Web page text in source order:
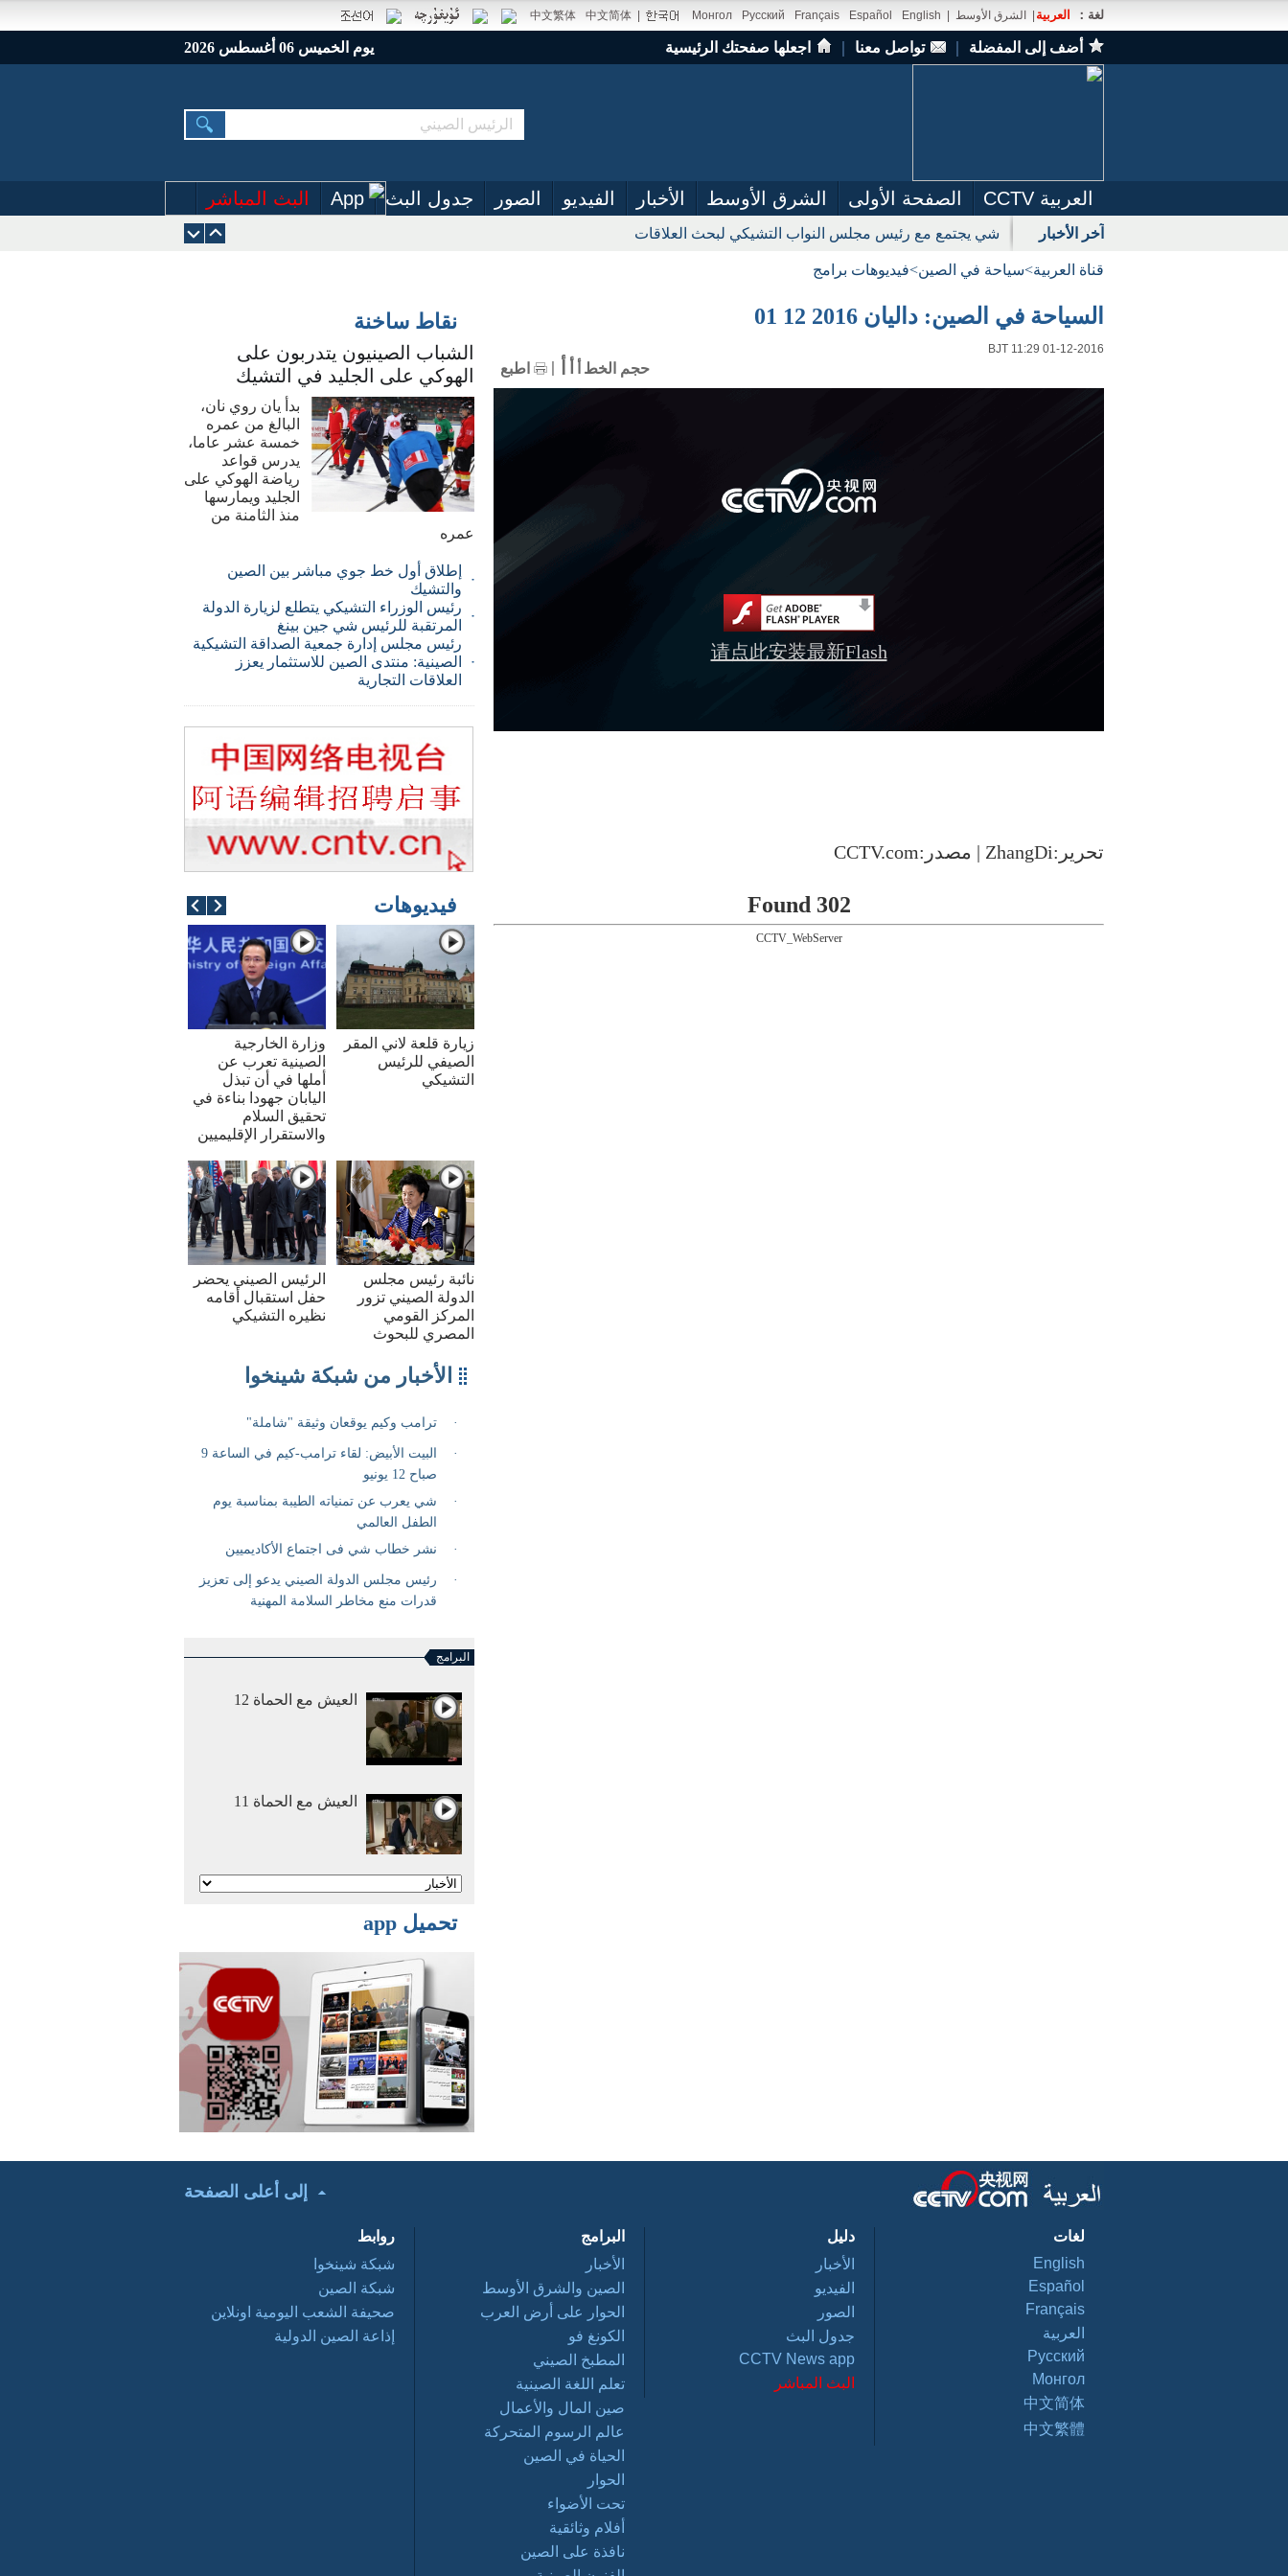
لغة： العربية الشرق الأوسط English
Español
Français
Русский
Монгол
中文简体
中文繁体
أضف إلى المفضلة تواصل معنا اجعلها صفحتك الرئيسية يوم الخميس 06 أغسطس 2026
العربية CCTV الصفحة الأولى الشرق الأوسط الأخبار الفيديو الصور جدول البث App البث المباشر
آخر الأخبار شي يجتمع مع رئيس مجلس النواب التشيكي لبحث العلاقات
قناة العربية>سياحة في الصين>فيديوهات برامج
نقاط ساخنة
الشباب الصينيون يتدربون على
الهوكي على الجليد في التشيك
بدأ يان روي نان،
البالغ من عمره
خمسة عشر عاما،
يدرس قواعد
رياضة الهوكي على
الجليد ويمارسها
منذ الثامنة من
عمره
إطلاق أول خط جوي مباشر بين الصين
والتشيك
رئيس الوزراء التشيكي يتطلع لزيارة الدولة
المرتقبة للرئيس شي جين بينغ
رئيس مجلس إدارة جمعية الصداقة التشيكية
الصينية: منتدى الصين للاستثمار يعزز
العلاقات التجارية
فيديوهات
وزارة الخارجية
الصينية تعرب عن
أملها في أن تبذل
اليابان جهودا بناءة في
تحقيق السلام
والاستقرار الإقليميين
زيارة قلعة لاني المقر
الصيفي للرئيس
التشيكي
الرئيس الصيني يحضر
حفل استقبال أقامه
نظيره التشيكي
نائبة رئيس مجلس
الدولة الصيني تزور
المركز القومي
المصري للبحوث
البرامج
العيش مع الحماة 12
العيش مع الحماة 11
أنا وأمي نتزوج معا 1
أفلام وثائقية: عصر
الهجرة العظمي 2016
03 29
تحت الأضواء: التعاون
أفلام وثائقية: عبور
تحميل app
السياحة في الصين: داليان 2016 12 01
BJT 11:29 01-12-2016
اطبع حجم الخط
请点此安装最新Flash
تحرير:ZhangDi | مصدر:CCTV.com
302 Found
CCTV_WebServer
إلى أعلى الصفحة
لغات
English
Español
Français
العربية
Pусский
Монгол
中文简体
中文繁體
دليل
الأخبار
الفيديو
الصور
جدول البث
CCTV News app
البث المباشر
البرامج
الأخبار
الصين والشرق الأوسط
الحوار على أرض العرب
الكونغ فو
المطبخ الصيني
تعلم اللغة الصينية
صين المال والأعمال
عالم الرسوم المتحركة
الحياة في الصين
الحوار
تحت الأضواء
أفلام وثائقية
نافذة على الصين
روابط
شبكة شينخوا
شبكة الصين
صحيفة الشعب اليومية اونلاين
إذاعة الصين الدولية